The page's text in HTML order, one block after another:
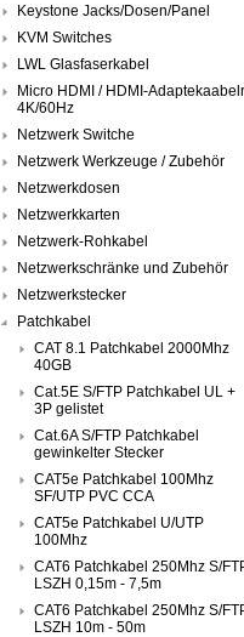
Keystone Jacks/Dosen/Panel
KVM Switches
LWL Glasfaserkabel
Micro HDMI / HDMI-Adaptekaabelr,
4K/60Hz
Netzwerk Switche
Netzwerk Werkzeuge / Zubehör
Netzwerkdosen
Netzwerkkarten
Netzwerk-Rohkabel
Netzwerkschränke und Zubehör
Netzwerkstecker
Patchkabel
CAT 8.1 Patchkabel 2000Mhz
40GB
Cat.5E S/FTP Patchkabel UL +
3P gelistet
Cat.6A S/FTP Patchkabel
gewinkelter Stecker
CAT5e Patchkabel 100Mhz
SF/UTP PVC CCA
CAT5e Patchkabel U/UTP
100Mhz
CAT6 Patchkabel 250Mhz S/
LSZH 0,15m - 7,5m
CAT6 Patchkabel 250Mhz S/
LSZH 10m - 50m